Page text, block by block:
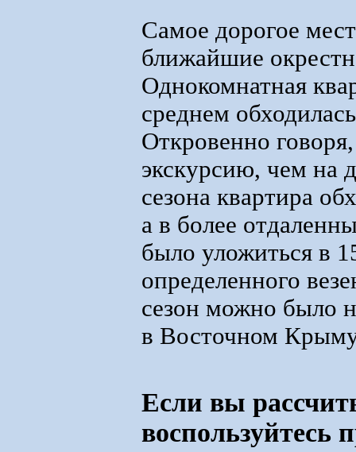
Самое дорогое
ближайшие
Однокомнатная
среднем
Откровенно
экскурсию, чем на
сезона квартира
а в более
было уложиться в
определенного
сезон можно было
в Восточном
Если вы
воспользуйтесь